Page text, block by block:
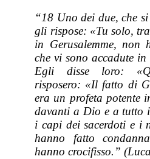
“18 Uno dei due, che
gli rispose: «Tu solo,
in Gerusalemme, non
che vi sono accadute
Egli disse loro:
risposero: «Il fatto di
era un profeta potente
davanti a Dio e a tutto
i capi dei sacerdoti e i
hanno fatto
hanno crocifisso.”